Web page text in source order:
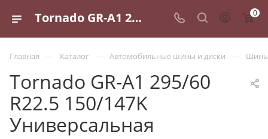
Tornado GR-A1 295/60 R22.5 150/147K Универсальная - купить в Санкт-Петербурге по выгодной цене 0
Главная — Каталог — Автомобильные шины и диски — Шины
Tornado GR-A1 295/60
R22.5 150/147K
Универсальная